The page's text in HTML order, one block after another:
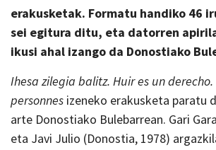
erakusketak. Formatu handiko 46
sei egitura ditu, eta datorren
ikusi ahal izango da Donostiako
Ihesa zilegia balitz. Huir es un derecho.
personnes izeneko erakusketa paratu
arte Donostiako Bulebarrean. Gari
eta Javi Julio (Donostia, 1978)